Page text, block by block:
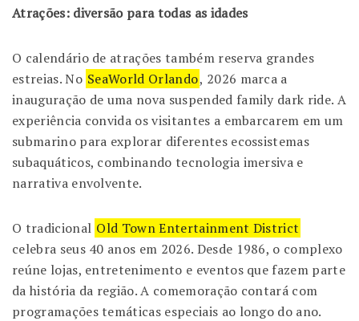
Atrações: diversão para todas as idades
O calendário de atrações também reserva grandes
estreias. No SeaWorld Orlando, 2026 marca a
inauguração de uma nova suspended family dark ride. A
experiência convida os visitantes a embarcarem em um
submarino para explorar diferentes ecossistemas
subaquáticos, combinando tecnologia imersiva e
narrativa envolvente.
O tradicional Old Town Entertainment District
celebra seus 40 anos em 2026. Desde 1986, o complexo
reúne lojas, entretenimento e eventos que fazem parte
da história da região. A comemoração contará com
programações temáticas especiais ao longo do ano.